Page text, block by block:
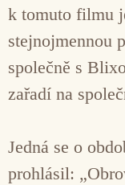
k tomuto filmu
stejnojmennou
společně s
zařadí na
Jedná se o
prohlásil: